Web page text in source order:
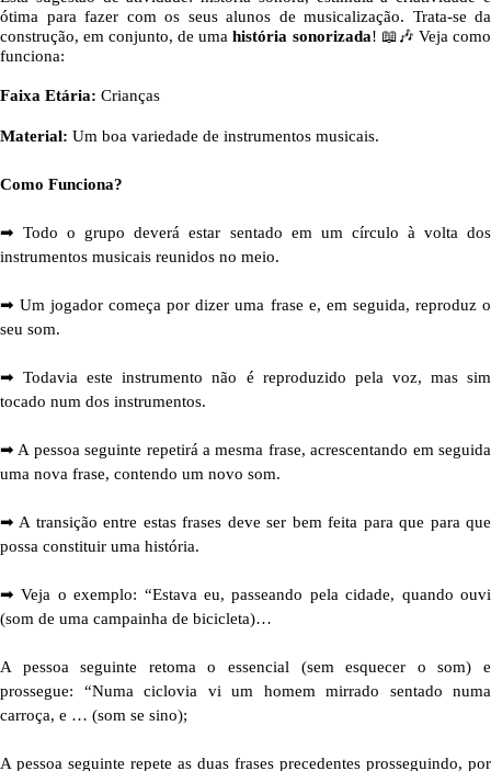
ótima para fazer com os seus alunos de musicalização. Trata-se da
construção, em conjunto, de umahistória sonorizada! 📖🎶 Veja como
funciona:
Faixa Etária: Crianças
Material: Um boa variedade de instrumentos musicais.
Como Funciona?
➡︎ Todo o grupo deverá estar sentado em um círculo à volta dos
instrumentos musicais reunidos no meio.
➡︎ Um jogador começa por dizer uma frase e, em seguida, reproduz o
seu som.
➡︎ Todavia este instrumento não é reproduzido pela voz, mas sim
tocado num dos instrumentos.
➡︎ A pessoa seguinte repetirá a mesma frase, acrescentando em seguida
uma nova frase, contendo um novo som.
➡︎ A transição entre estas frases deve ser bem feita para que para que
possa constituir uma história.
➡︎ Veja o exemplo: “Estava eu, passeando pela cidade, quando ouvi
(som de uma campainha de bicicleta)…
A pessoa seguinte retoma o essencial (sem esquecer o som) e
prossegue: “Numa ciclovia vi um homem mirrado sentado numa
carroça, e … (som se sino);
A pessoa seguinte repete as duas frases precedentes prosseguindo, por